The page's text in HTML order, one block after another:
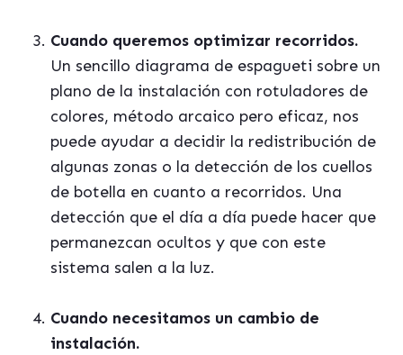
Cuando queremos optimizar recorridos.
Un sencillo diagrama de espagueti sobre un
plano de la instalación con rotuladores de
colores, método arcaico pero eficaz, nos
puede ayudar a decidir la redistribución de
algunas zonas o la detección de los cuellos
de botella en cuanto a recorridos. Una
detección que el día a día puede hacer que
permanezcan ocultos y que con este
sistema salen a la luz.
Cuando necesitamos un cambio de
instalación.